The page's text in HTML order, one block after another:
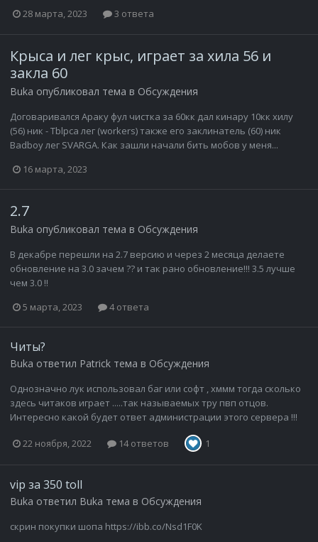
28 марта, 2023
3 ответа
Крыса и лег крыс, играет за хила 56 и
закла 60
Buka опубликовал тема в Обсуждения
Договаривался Араку фул чистка за 60кк дал кинару 10кк хилу
(56) ник - Tblpca лег (workers) также его заклинатель (60) ник
Badboy лег SVARGA. Как зашли начали бить мобов у меня...
16 марта, 2023
2.7
Buka опубликовал тема в Обсуждения
В декабре перешли на 2.7 версию и через 2 месяца делаете
обновление на 3.0 зачем ?? и так рано обновление!!! 3.5 лучше
чем 3.0 !!
5 марта, 2023
4 ответа
Читы?
Buka ответил Patrick тема в Обсуждения
Однозначно лук использовал баг или софт , хммм тогда сколько
здесь читаков играет .....так называемых тру пвп отцов.
Интересно какой будет ответ администрации этого сервера !!!
22 ноября, 2022 14 ответов 1
vip за 350 toll
Buka ответил Buka тема в Обсуждения
скрин покупки шопа https://ibb.co/Nsd1F0K